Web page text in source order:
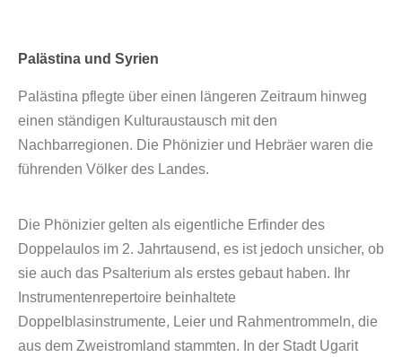
Palästina und Syrien
Palästina pflegte über einen längeren Zeitraum hinweg
einen ständigen Kulturaustausch mit den
Nachbarregionen. Die Phönizier und Hebräer waren die
führenden Völker des Landes.
Die Phönizier gelten als eigentliche Erfinder des
Doppelaulos im 2. Jahrtausend, es ist jedoch unsicher, ob
sie auch das Psalterium als erstes gebaut haben. Ihr
Instrumentenrepertoire beinhaltete
Doppelblasinstrumente, Leier und Rahmentrommeln, die
aus dem Zweistromland stammten. In der Stadt Ugarit